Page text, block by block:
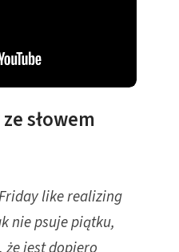
słowem
like realizing
nie psuje piątku,